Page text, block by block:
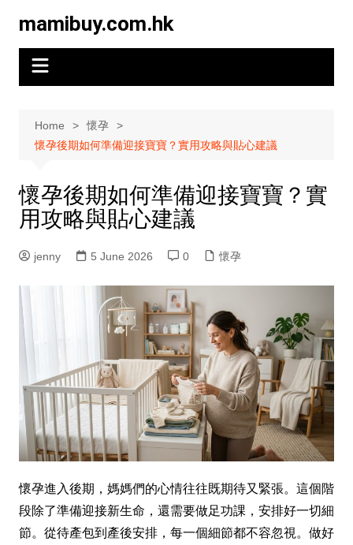
content
mamibuy.com.hk
Home
懷孕
懷孕後期如何準備迎接寶寶？實用攻略與貼心建議
懷孕後期如何準備迎接寶寶？實
用攻略與貼心建議
jenny 5 June 2026 0 懷孕
懷孕進入後期，媽媽們的心情往往既期待又緊張。這個階
段除了準備迎接新生命，還需要做足功課，安排好一切細
節。從待產包到產後安排，每一個細節都不容忽視。做好